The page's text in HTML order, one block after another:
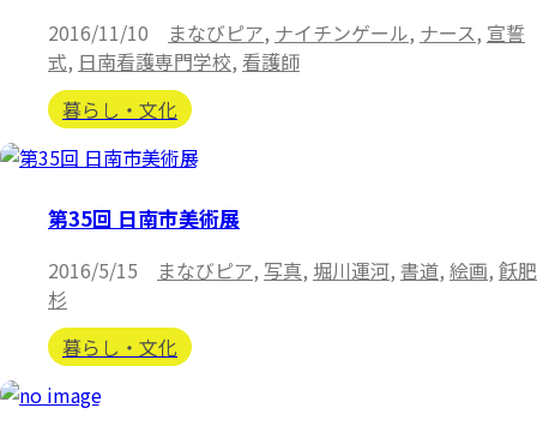
2016/11/10 まなびピア, ナイチンゲール, ナース, 宣誓
式, 日南看護専門学校, 看護師
暮らし・文化
第35回 日南市美術展
2016/5/15 まなびピア, 写真, 堀川運河, 書道, 絵画, 飫肥
杉
暮らし・文化